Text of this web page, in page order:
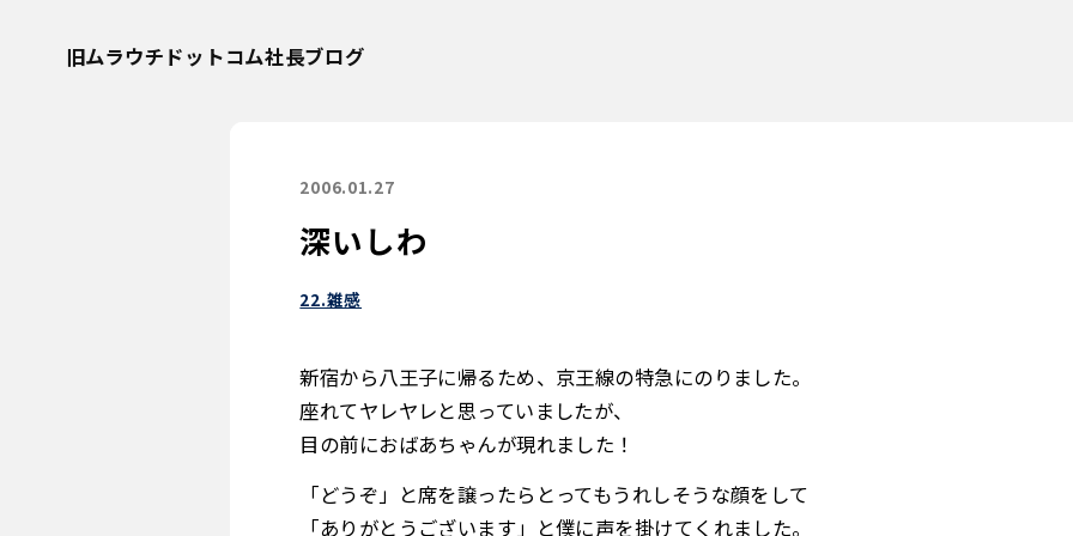
旧ムラウチドットコム社長ブログ
2006.01.27
深いしわ
22.雑感
新宿から八王子に帰るため、京王線の特急にのりました。
座れてヤレヤレと思っていましたが、
目の前におばあちゃんが現れました！
「どうぞ」と席を譲ったらとってもうれしそうな顔をして
「ありがとうございます」と僕に声を掛けてくれました。